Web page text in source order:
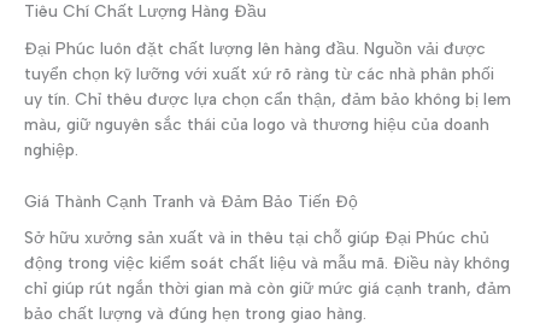
Tiêu Chí Chất Lượng Hàng Đầu
Đại Phúc luôn đặt chất lượng lên hàng đầu. Nguồn vải được
tuyển chọn kỹ lưỡng với xuất xứ rõ ràng từ các nhà phân phối
uy tín. Chỉ thêu được lựa chọn cẩn thận, đảm bảo không bị lem
màu, giữ nguyên sắc thái của logo và thương hiệu của doanh
nghiệp.
Giá Thành Cạnh Tranh và Đảm Bảo Tiến Độ
Sở hữu xưởng sản xuất và in thêu tại chỗ giúp Đại Phúc chủ
động trong việc kiểm soát chất liệu và mẫu mã. Điều này không
chỉ giúp rút ngắn thời gian mà còn giữ mức giá cạnh tranh, đảm
bảo chất lượng và đúng hẹn trong giao hàng.